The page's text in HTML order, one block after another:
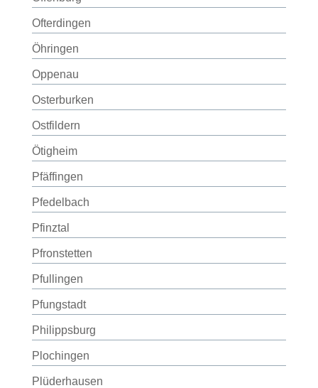
Ofterdingen
Öhringen
Oppenau
Osterburken
Ostfildern
Ötigheim
Pfäffingen
Pfedelbach
Pfinztal
Pfronstetten
Pfullingen
Pfungstadt
Philippsburg
Plochingen
Plüderhausen